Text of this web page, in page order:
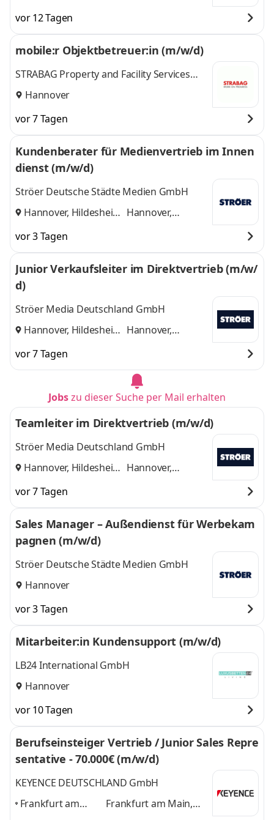
Lüneburg,
Neumünster,
Rostock,
Neumünster, Rostock
und 5 weitere
vor 12 Tagen
mobile:r Objektbetreuer:in (m/w/d)
STRABAG Property and Facility Services
GmbH
Hannover
vor 7 Tagen
Kundenberater für Medienvertrieb im Innen
dienst (m/w/d)
Ströer Deutsche Städte Medien GmbH
Hannover, Hildesheim Hannover,
vor 3 Tagen
Junior Verkaufsleiter im Direktvertrieb (m/w/
d)
Ströer Media Deutschland GmbH
Hannover, Hildesheim Hannover,
vor 7 Tagen
Jobszu dieser Suche per Mail erhalten
Teamleiter im Direktvertrieb (m/w/d)
Ströer Media Deutschland GmbH
Hannover, Hildesheim Hannover,
vor 7 Tagen
Sales Manager – Außendienst für Werbekam
pagnen (m/w/d)
Ströer Deutsche Städte Medien GmbH
Hannover
vor 3 Tagen
Mitarbeiter:in Kundensupport (m/w/d)
LB24 International GmbH
Hannover
vor 10 Tagen
Berufseinsteiger Vertrieb / Junior Sales Repre
sentative - 70.000€ (m/w/d)
KEYENCE DEUTSCHLAND GmbH
Frankfurt am
Frankfurt am Main,